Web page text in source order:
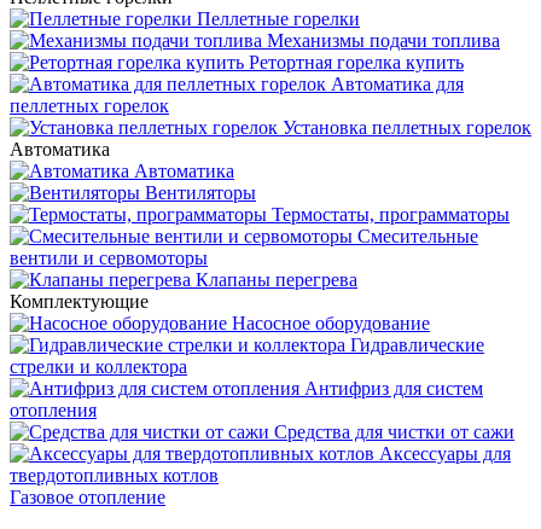
Пеллетные горелки
Механизмы подачи топлива
Ретортная горелка купить
Автоматика для
пеллетных горелок
Установка пеллетных горелок
Автоматика
Автоматика
Вентиляторы
Термостаты, программаторы
Смесительные
вентили и сервомоторы
Клапаны перегрева
Комплектующие
Насосное оборудование
Гидравлические
стрелки и коллектора
Антифриз для систем
отопления
Средства для чистки от сажи
Аксессуары для
твердотопливных котлов
Газовое отопление